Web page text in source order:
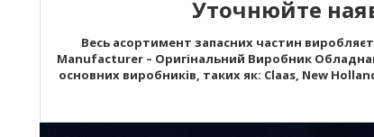
Уточнюйте
Весь асортимент запасних частин
Manufacturer – Оригінальний Виробник
основних виробників, таких як: Claas, New